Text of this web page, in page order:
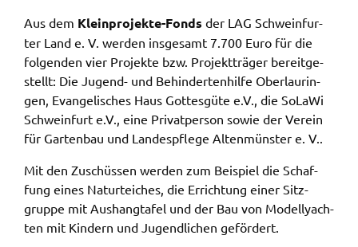
Aus dem Klein­pro­jek­te-Fonds der LAG Schwein­fur­
ter Land e. V. werden insge­samt 7.700 Euro für die
folgen­den vier Projek­te bzw. Projekt­trä­ger bereit­ge­
stellt: Die Jugend- und Behin­der­ten­hil­fe Ober­lau­rin­
gen, Evan­ge­li­sches Haus Gottes­gü­te e.V., die SoLa­Wi
Schwein­furt e.V., eine Privat­per­son sowie der Verein
für Garten­bau und Landes­pfle­ge Alten­müns­ter e. V..
Mit den Zuschüs­sen werden zum Beispiel die Schaf­
fung eines Natur­tei­ches, die Errich­tung einer Sitz­
grup­pe mit Aushang­ta­fel und der Bau von Model­l­yach­
ten mit Kindern und Jugend­li­chen geför­dert.
Wir weisen darauf hin, dass die Verarbeitung Ihrer
Daten bei Aktivierung dieser Auswahlaußerhalb
des Verantwortungsbereichs des Landratsamtes
Schweinfurt liegt und hierfür ausschließlich die
Datenschutzbestimmungen des Anbieters YouTube
gelten. Auf unserem Onlineangebot sind
Funktionen von YouTube zur Anzeige und
Funktionen werden angeboten durch YouTube, LLC
901 Cherry Ave. San Bruno, CA 94066 USA,
unterliegen also nicht dem Schutzbereich der
Datenschutzgrundverordnung (DSGVO).